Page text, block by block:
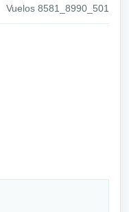
Vuelos 8581_8990_501